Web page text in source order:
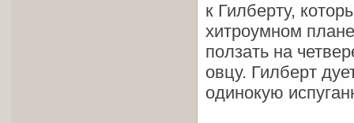
к Гилберту,
хитроумном
ползать на
овцу. Гилберт
одинокую